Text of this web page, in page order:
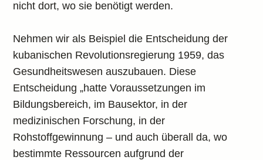
nicht dort, wo sie benötigt werden.
Nehmen wir als Beispiel die Entscheidung der
kubanischen Revolutionsregierung 1959, das
Gesundheitswesen auszubauen. Diese
Entscheidung „hatte Voraussetzungen im
Bildungsbereich, im Bausektor, in der
medizinischen Forschung, in der
Rohstoffgewinnung – und auch überall da, wo
bestimmte Ressourcen aufgrund der